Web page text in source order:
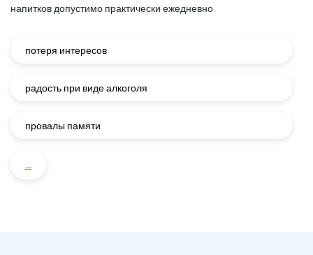
напитков допустимо практически ежедневно
потеря интересов
радость при виде алкоголя
провалы памяти
...